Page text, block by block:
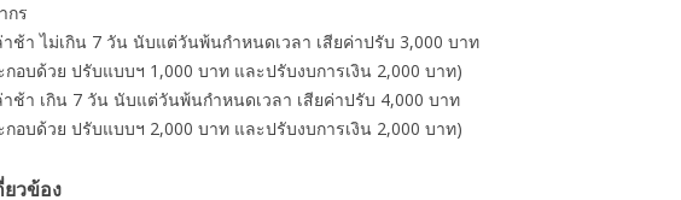
กร
ช้า ไม่เกิน 7 วัน นับแต่วันพ้นกำหนดเวลา เสียค่าปรับ 3,000 บาท
กอบด้วย ปรับแบบฯ 1,000 บาท และปรับงบการเงิน 2,000 บาท)
ช้า เกิน 7 วัน นับแต่วันพ้นกำหนดเวลา เสียค่าปรับ 4,000 บาท
กอบด้วย ปรับแบบฯ 2,000 บาท และปรับงบการเงิน 2,000 บาท)
วข้อง